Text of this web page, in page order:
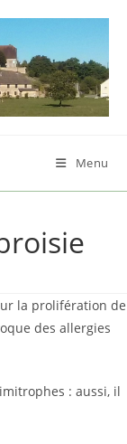
Menu
la prolifération de
des allergies
: aussi, il